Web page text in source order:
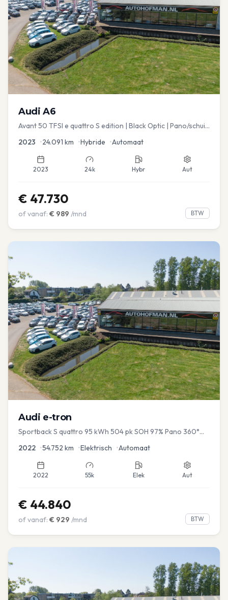
Audi A6
Avant 50 TFSI e quattro S edition | Black Optic | Pano/schuif
2023 •24.091 km •Hybride •Automaat
2023 24k Hybr Aut
€ 47.730
of vanaf: € 989 /mnd BTW
Audi e-tron
Sportback S quattro 95 kWh 504 pk SOH 97% Pano 360°
2022 •54.752 km •Elektrisch •Automaat
2022 55k Elek Aut
€ 44.840
of vanaf: € 929 /mnd BTW